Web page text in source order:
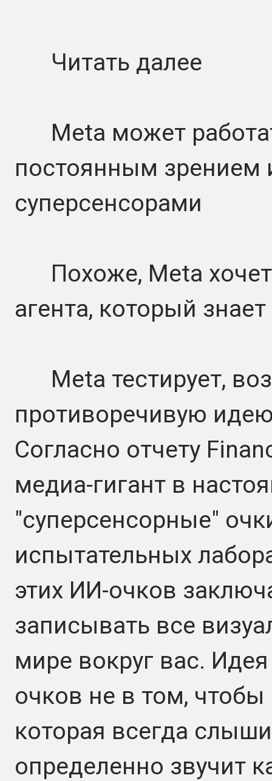
Читать далее
Meta может
постоянным зрением
суперсенсорами
Похоже, Meta хочет
агента, который
Meta тестирует,
противоречивую
Согласно отчету
медиа-гигант в
"суперсенсорные"
испытательных
этих ИИ-очков
записывать все
мире вокруг вас.
очков не в том,
которая всегда
определенно звучит